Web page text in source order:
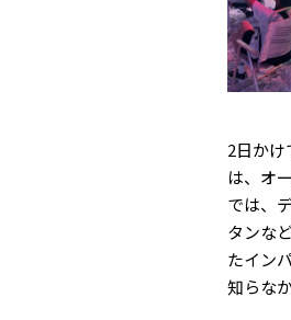
2日か
は、オ
では、
タンな
たイン
知らな